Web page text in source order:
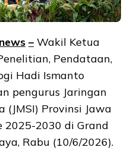
ws – Wakil Ketua
Pendataan,
Hadi Ismanto
pengurus Jaringan
(JMSI) Provinsi Jawa
2025-2030 di Grand
Rabu (10/6/2026).